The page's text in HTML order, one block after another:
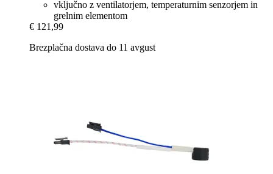
vključno z ventilatorjem, temperaturnim senzorjem in
grelnim elementom
€ 121,99
Brezplačna dostava do 11 avgust